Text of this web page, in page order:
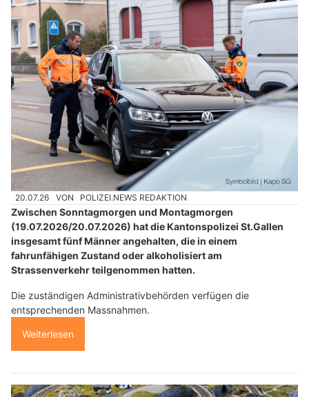
20.07.26 VON POLIZEI.NEWS REDAKTION
Zwischen Sonntagmorgen und Montagmorgen
(19.07.2026/20.07.2026) hat die Kantonspolizei St.Gallen
insgesamt fünf Männer angehalten, die in einem
fahrunfähigen Zustand oder alkoholisiert am
Strassenverkehr teilgenommen hatten.
Die zuständigen Administrativbehörden verfügen die
entsprechenden Massnahmen.
Weiterlesen